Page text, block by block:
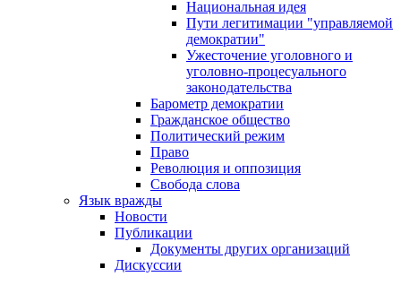
Национальная идея
Пути легитимации "управляемой
демократии"
Ужесточение уголовного и
уголовно-процесуального
законодательства
Барометр демократии
Гражданское общество
Политический режим
Право
Революция и оппозиция
Свобода слова
Язык вражды
Новости
Публикации
Документы других организаций
Дискуссии